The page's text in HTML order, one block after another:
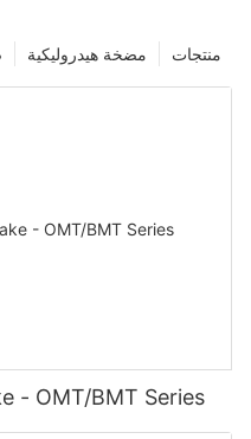
منتجات مضخة هيدروليكية
- OMT/BMT Series